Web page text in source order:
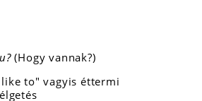
(Hogy vannak?)